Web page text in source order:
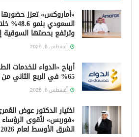
«أماروكس» تعزز
السعودي
وترتفع بحصتها السوقية إلى
أغسطس 6, 2026
أرباح «الدواء للخدمات
65% في الربع الثاني من 2026
أغسطس 6, 2026
اختيار الدكتور عوض
«فوربس» لأقوى الرؤساء
الشرق الأوسط لعام 2026